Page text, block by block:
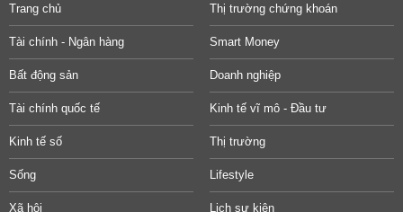
Trang chủ Thị trường chứng khoán
Tài chính - Ngân hàng Smart Money
Bất động sản Doanh nghiệp
Tài chính quốc tế Kinh tế vĩ mô - Đầu tư
Kinh tế số Thị trường
Sống Lifestyle
Xã hội Lịch sự kiện